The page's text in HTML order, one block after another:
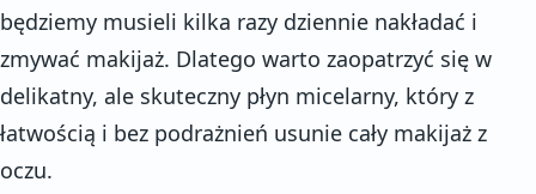
będziemy musieli kilka razy dziennie nakładać i
zmywać makijaż. Dlatego warto zaopatrzyć się w
delikatny, ale skuteczny płyn micelarny, który z
łatwością i bez podrażnień usunie cały makijaż z
oczu.